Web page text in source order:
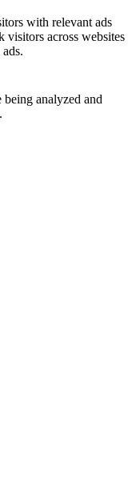
with relevant ads
visitors across websites
being analyzed and